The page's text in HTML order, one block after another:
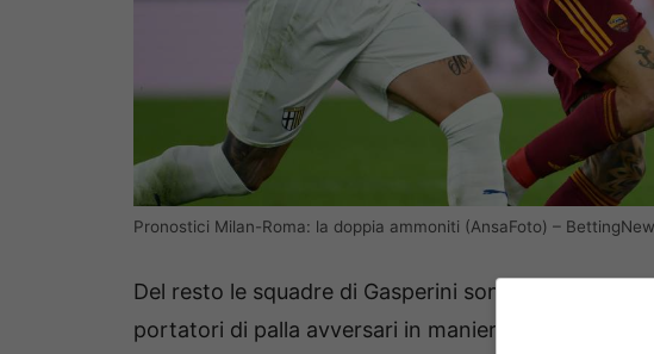
Pronostici Milan-Roma: la doppia ammoniti (AnsaFoto) –
Del resto le squadre di Gasperini sono abituate ad
portatori di palla avversari in maniera tali da